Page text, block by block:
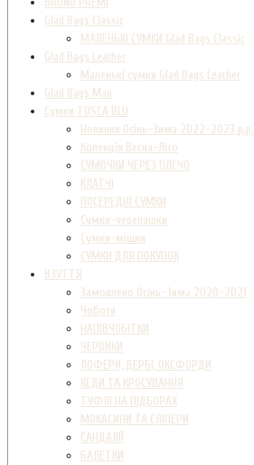
Glad Bags Classic
МАЛЕНЬКІ СУМКИ Glad Bags Classic
Glad Bags Leather
Маленькі сумки Glad Bags Leather
Glad Bags Man
Сумки TOSCA BLU
Новинки Осінь-Зима 2022-2023 р.р.
Колекція Весна-Літо
СУМОЧКИ ЧЕРЕЗ ПЛЕЧО
КЛАТЧІ
ПОСЕРЕДНІ СУМКИ
Сумки-черепашки
Сумки-мішки
СУМКИ ДЛЯ ПОКУПОК
ВЗУТТЯ
Замовлено Осінь-Зима 2020-2021
Чоботи
НАПІВЧОБІТКИ
ЧЕРВИКИ
ЛОФЕРИ, ДЕРБІ, ОКСФОРДИ
КЕДИ ТА КРОСУВАННЯ
ТУФЛІ НА ПІДБОРАХ
МОКАСИНИ ТА СЛІПЕРИ
САНДАЛІЇ
БАЛЕТКИ